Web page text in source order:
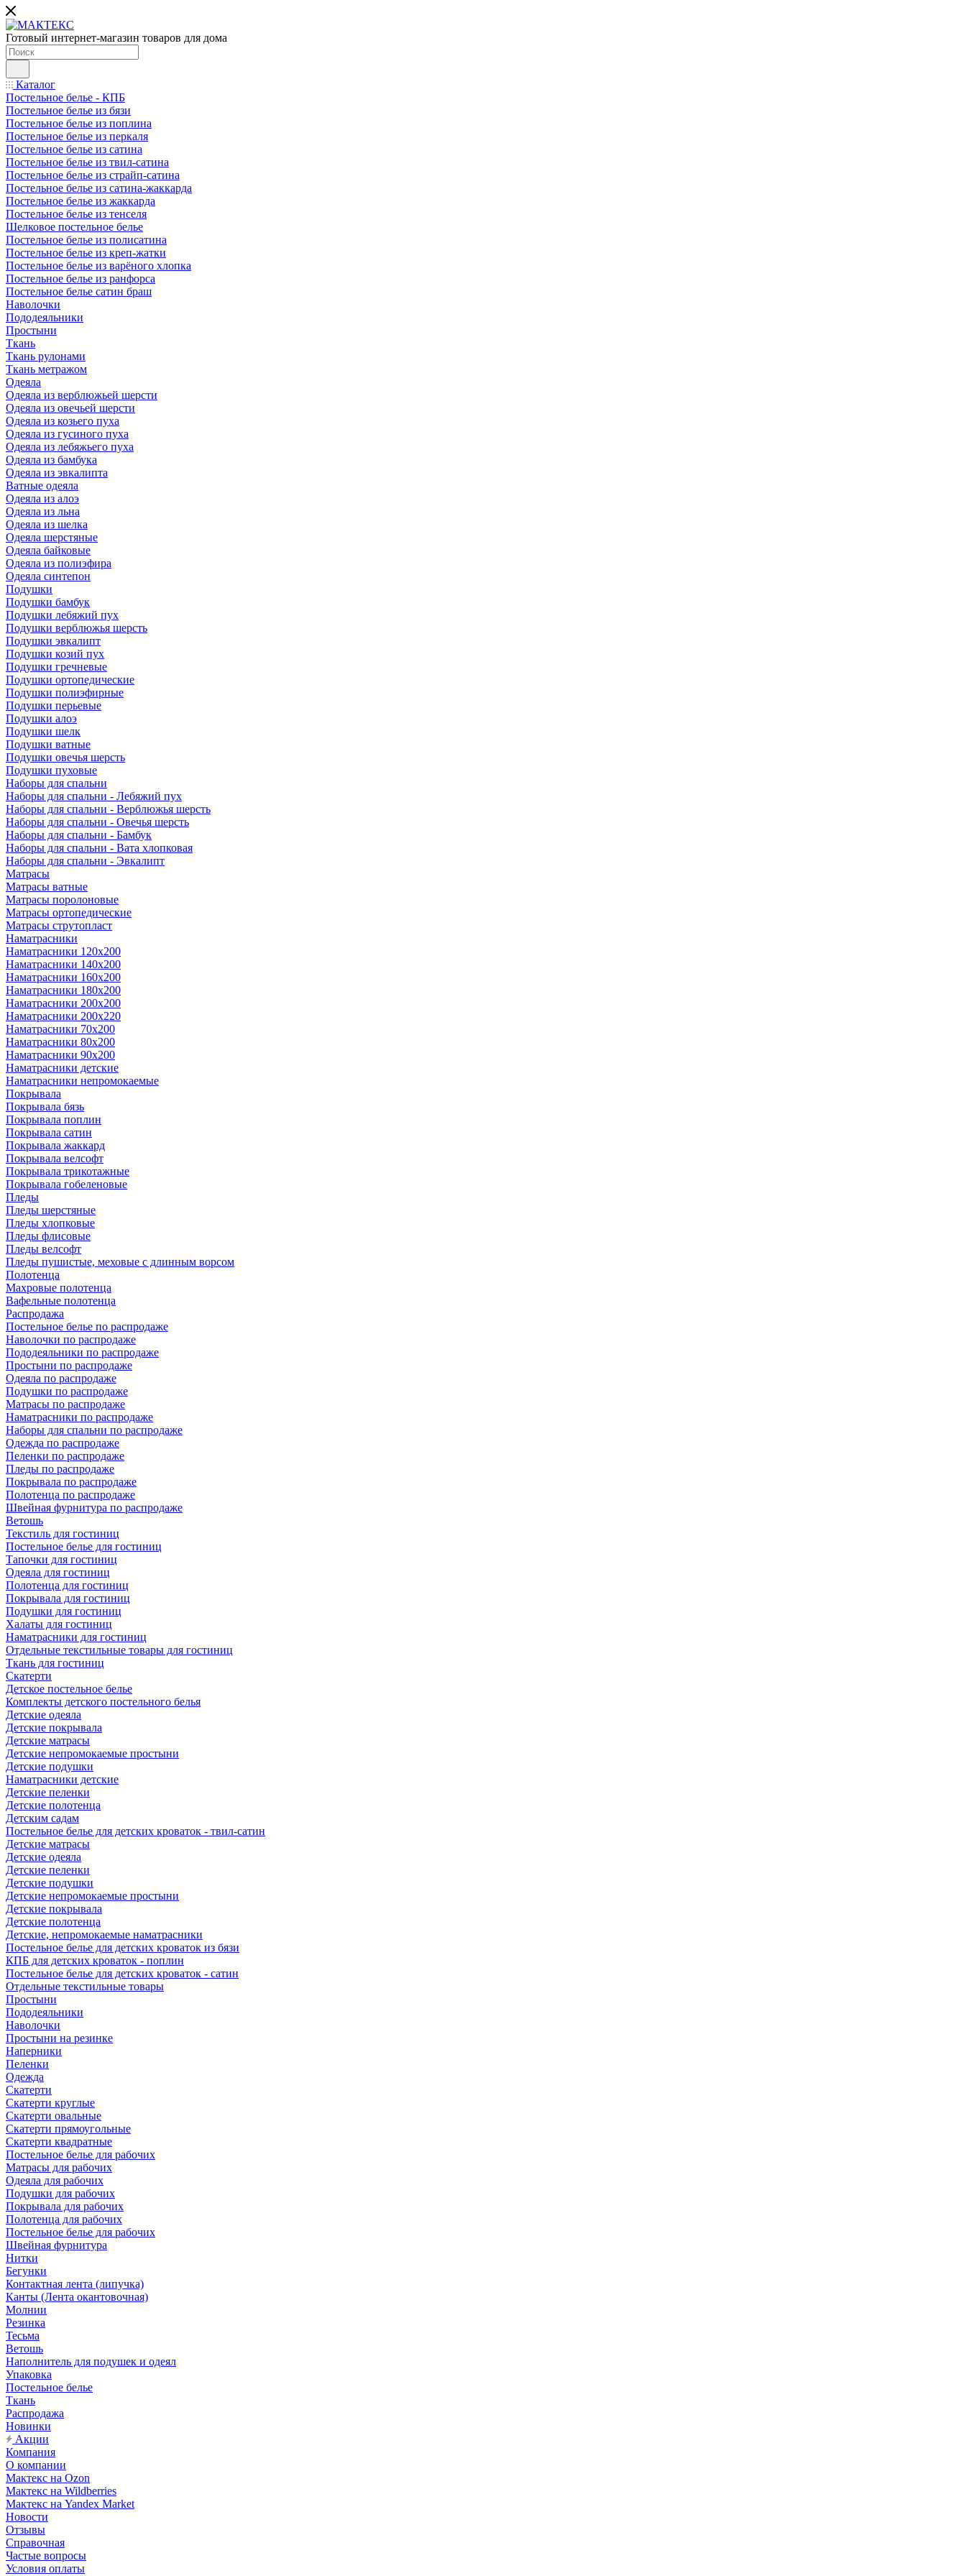
Готовый интернет-магазин товаров для дома
Каталог
Постельное белье - КПБ
Постельное белье из бязи
Постельное белье из поплина
Постельное белье из перкаля
Постельное белье из сатина
Постельное белье из твил-сатина
Постельное белье из страйп-сатина
Постельное белье из сатина-жаккарда
Постельное белье из жаккарда
Постельное белье из тенселя
Шелковое постельное белье
Постельное белье из полисатина
Постельное белье из креп-жатки
Постельное белье из варёного хлопка
Постельное белье из ранфорса
Постельное белье сатин браш
Наволочки
Пододеяльники
Простыни
Ткань
Ткань рулонами
Ткань метражом
Одеяла
Одеяла из верблюжьей шерсти
Одеяла из овечьей шерсти
Одеяла из козьего пуха
Одеяла из гусиного пуха
Одеяла из лебяжьего пуха
Одеяла из бамбука
Одеяла из эвкалипта
Ватные одеяла
Одеяла из алоэ
Одеяла из льна
Одеяла из шелка
Одеяла шерстяные
Одеяла байковые
Одеяла из полиэфира
Одеяла синтепон
Подушки
Подушки бамбук
Подушки лебяжий пух
Подушки верблюжья шерсть
Подушки эвкалипт
Подушки козий пух
Подушки гречневые
Подушки ортопедические
Подушки полиэфирные
Подушки перьевые
Подушки алоэ
Подушки шелк
Подушки ватные
Подушки овечья шерсть
Подушки пуховые
Наборы для спальни
Наборы для спальни - Лебяжий пух
Наборы для спальни - Верблюжья шерсть
Наборы для спальни - Овечья шерсть
Наборы для спальни - Бамбук
Наборы для спальни - Вата хлопковая
Наборы для спальни - Эвкалипт
Матрасы
Матрасы ватные
Матрасы поролоновые
Матрасы ортопедические
Матрасы струтопласт
Наматрасники
Наматрасники 120х200
Наматрасники 140х200
Наматрасники 160х200
Наматрасники 180х200
Наматрасники 200х200
Наматрасники 200х220
Наматрасники 70х200
Наматрасники 80х200
Наматрасники 90х200
Наматрасники детские
Наматрасники непромокаемые
Покрывала
Покрывала бязь
Покрывала поплин
Покрывала сатин
Покрывала жаккард
Покрывала велсофт
Покрывала трикотажные
Покрывала гобеленовые
Пледы
Пледы шерстяные
Пледы хлопковые
Пледы флисовые
Пледы велсофт
Пледы пушистые, меховые с длинным ворсом
Полотенца
Махровые полотенца
Вафельные полотенца
Распродажа
Постельное белье по распродаже
Наволочки по распродаже
Пододеяльники по распродаже
Простыни по распродаже
Одеяла по распродаже
Подушки по распродаже
Матрасы по распродаже
Наматрасники по распродаже
Наборы для спальни по распродаже
Одежда по распродаже
Пеленки по распродаже
Пледы по распродаже
Покрывала по распродаже
Полотенца по распродаже
Швейная фурнитура по распродаже
Ветошь
Текстиль для гостиниц
Постельное белье для гостиниц
Тапочки для гостиниц
Одеяла для гостиниц
Полотенца для гостиниц
Покрывала для гостиниц
Подушки для гостиниц
Халаты для гостиниц
Наматрасники для гостиниц
Отдельные текстильные товары для гостиниц
Ткань для гостиниц
Скатерти
Детское постельное белье
Комплекты детского постельного белья
Детские одеяла
Детские покрывала
Детские матрасы
Детские непромокаемые простыни
Детские подушки
Наматрасники детские
Детские пеленки
Детские полотенца
Детским садам
Постельное белье для детских кроваток - твил-сатин
Детские матрасы
Детские одеяла
Детские пеленки
Детские подушки
Детские непромокаемые простыни
Детские покрывала
Детские полотенца
Детские, непромокаемые наматрасники
Постельное белье для детских кроваток из бязи
КПБ для детских кроваток - поплин
Постельное белье для детских кроваток - сатин
Отдельные текстильные товары
Простыни
Пододеяльники
Наволочки
Простыни на резинке
Наперники
Пеленки
Одежда
Скатерти
Скатерти круглые
Скатерти овальные
Скатерти прямоугольные
Скатерти квадратные
Постельное белье для рабочих
Матрасы для рабочих
Одеяла для рабочих
Подушки для рабочих
Покрывала для рабочих
Полотенца для рабочих
Постельное белье для рабочих
Швейная фурнитура
Нитки
Бегунки
Контактная лента (липучка)
Канты (Лента окантовочная)
Молнии
Резинка
Тесьма
Ветошь
Наполнитель для подушек и одеял
Упаковка
Постельное белье
Ткань
Распродажа
Новинки
Акции
Компания
О компании
Мактекс на Ozon
Мактекс на Wildberries
Мактекс на Yandex Market
Новости
Отзывы
Справочная
Частые вопросы
Условия оплаты